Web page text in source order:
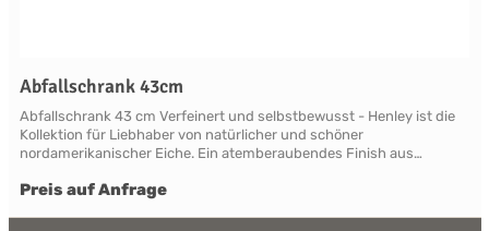
Abfallschrank 43cm
Abfallschrank 43 cm Verfeinert und selbstbewusst - Henley ist die
Kollektion für Liebhaber von natürlicher und schöner
nordamerikanischer Eiche. Ein atemberaubendes Finish aus
modernen Mainstream abhebt. Die Eiche ist so gut geschützt und
Preis auf Anfrage